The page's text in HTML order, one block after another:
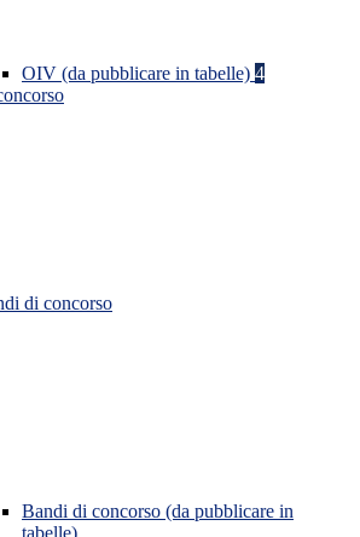
OIV (da pubblicare in tabelle) 4
di concorso
Bandi di concorso (da pubblicare in
tabelle)